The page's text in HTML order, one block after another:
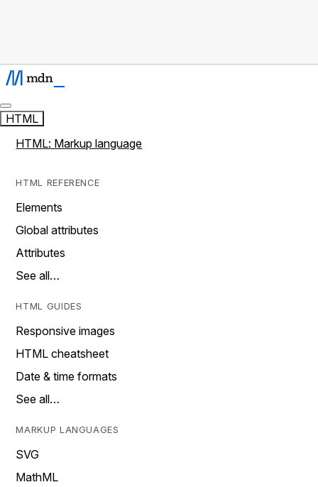
HTML
HTML: Markup language
HTML REFERENCE
Elements
Global attributes
Attributes
See all…
HTML GUIDES
Responsive images
HTML cheatsheet
Date & time formats
See all…
MARKUP LANGUAGES
SVG
MathML